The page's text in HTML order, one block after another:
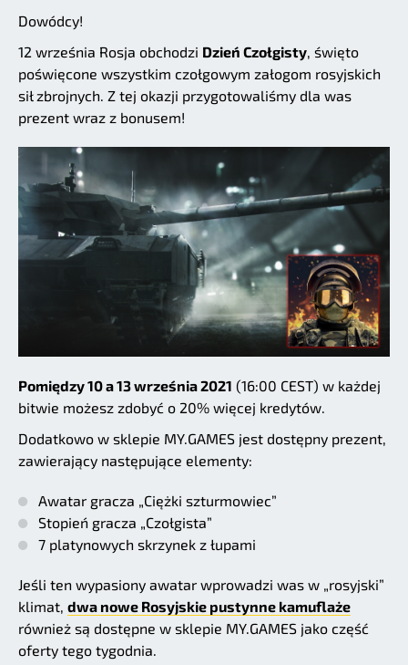
Dowódcy!
12 września Rosja obchodzi Dzień Czołgisty, święto
poświęcone wszystkim czołgowym załogom rosyjskich
sił zbrojnych. Z tej okazji przygotowaliśmy dla was
prezent wraz z bonusem!
Pomiędzy 10 a 13 września 2021 (16:00 CEST) w każdej
bitwie możesz zdobyć o 20% więcej kredytów.
Dodatkowo w sklepie MY.GAMES jest dostępny prezent,
zawierający następujące elementy:
Awatar gracza „Ciężki szturmowiec”
Stopień gracza „Czołgista”
7 platynowych skrzynek z łupami
Jeśli ten wypasiony awatar wprowadzi was w „rosyjski”
klimat, dwa nowe Rosyjskie pustynne kamuflaże
również są dostępne w sklepie MY.GAMES jako część
oferty tego tygodnia.